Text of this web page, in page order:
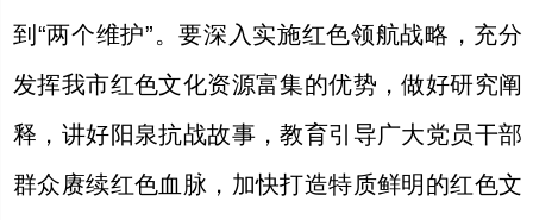
到“两个维护”。要深入实施红色领航战略，充分
发挥我市红色文化资源富集的优势，做好研究阐
释，讲好阳泉抗战故事，教育引导广大党员干部
群众赓续红色血脉，加快打造特质鲜明的红色文